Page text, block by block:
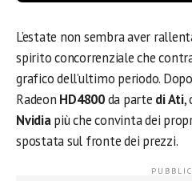
L’estate non sembra aver
spirito concorrenziale che
grafico dell’ultimo periodo.
Radeon HD4800da parte di Ati,
Nvidiapiù che convinta dei
spostata sul fronte dei prezzi.